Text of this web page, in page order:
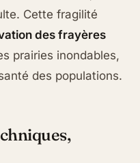
Cette fragilité
des frayères
prairies inondables,
des populations.